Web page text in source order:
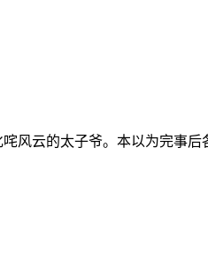
风云的太子爷。本以为完事